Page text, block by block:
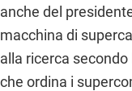
anche del
macchina di
alla ricerca
che ordina i